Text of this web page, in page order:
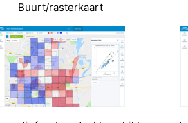
Buurt/rasterkaart